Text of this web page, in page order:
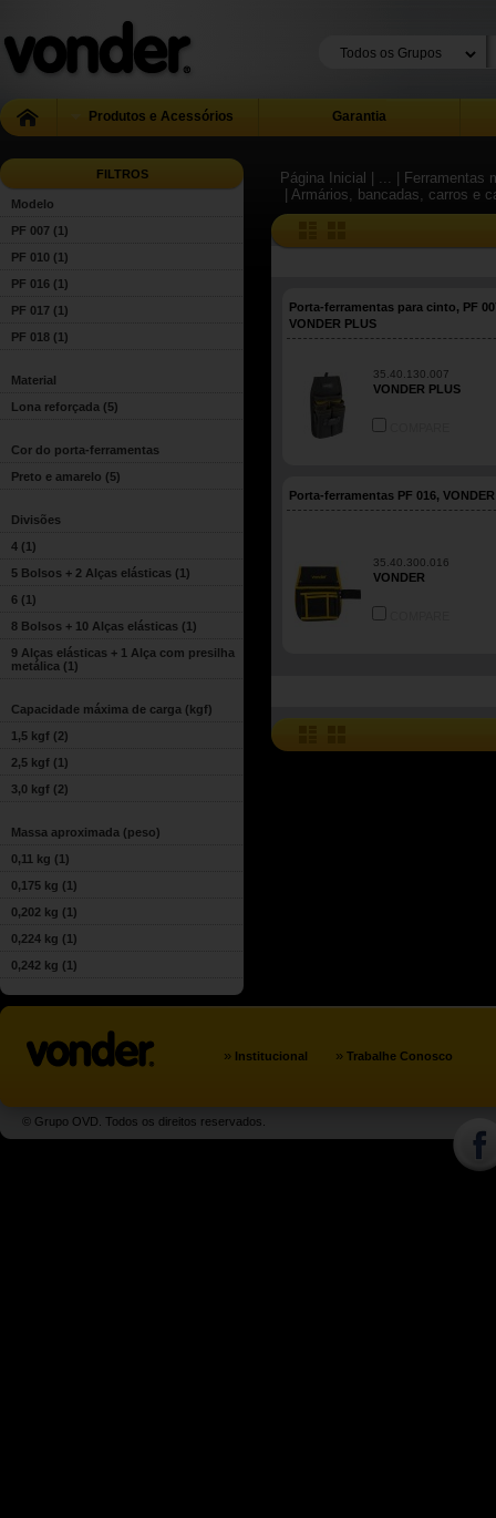
Produtos e Acessórios Garantia
FILTROS
Modelo
PF 007 (1)
PF 010 (1)
PF 016 (1)
PF 017 (1)
PF 018 (1)
Material
Lona reforçada (5)
Cor do porta-ferramentas
Preto e amarelo (5)
Divisões
4 (1)
5 Bolsos + 2 Alças elásticas (1)
6 (1)
8 Bolsos + 10 Alças elásticas (1)
9 Alças elásticas + 1 Alça com presilha
metálica (1)
Capacidade máxima de carga (kgf)
1,5 kgf (2)
2,5 kgf (1)
3,0 kgf (2)
Massa aproximada (peso)
0,11 kg (1)
0,175 kg (1)
0,202 kg (1)
0,224 kg (1)
0,242 kg (1)
Página Inicial | ...
|
| Armários, bancadas, carros e
Porta-ferramentas para cinto, PF
VONDER PLUS
35.40.130.007
VONDER PLUS
Porta-ferramentas PF 016, VONDER
35.40.300.016
VONDER
» Institucional » Trabalhe Conosco
© Grupo OVD. Todos os direitos reservados.